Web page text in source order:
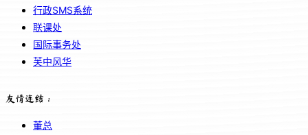
行政SMS系统
联课处
国际事务处
芙中风华
友情连结：
董总